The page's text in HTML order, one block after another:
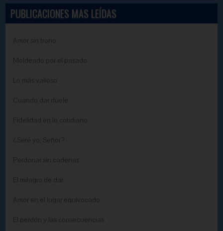
PUBLICACIONES MAS LEÍDAS
Amor sin trono
Moldeado por el pasado
Lo más valioso
Cuando dar duele
Fidelidad en lo cotidiano
¿Seré yo, Señor?
Perdonar sin cadenas
El milagro de dar
Amor en el lugar equivocado
El perdón y las consecuencias